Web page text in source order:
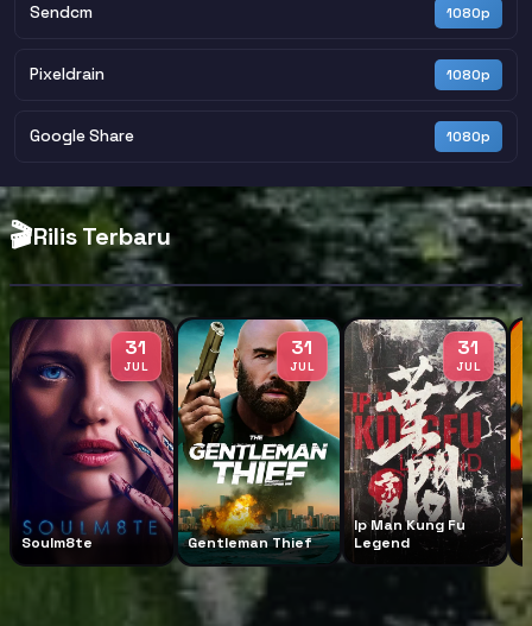
Sendcm 1080p
Pixeldrain 1080p
Google Share 1080p
🎬Rilis Terbaru
31
JUL
Soulm8te
31
JUL
Gentleman Thief
31
JUL
Ip Man Kung Fu
Legend